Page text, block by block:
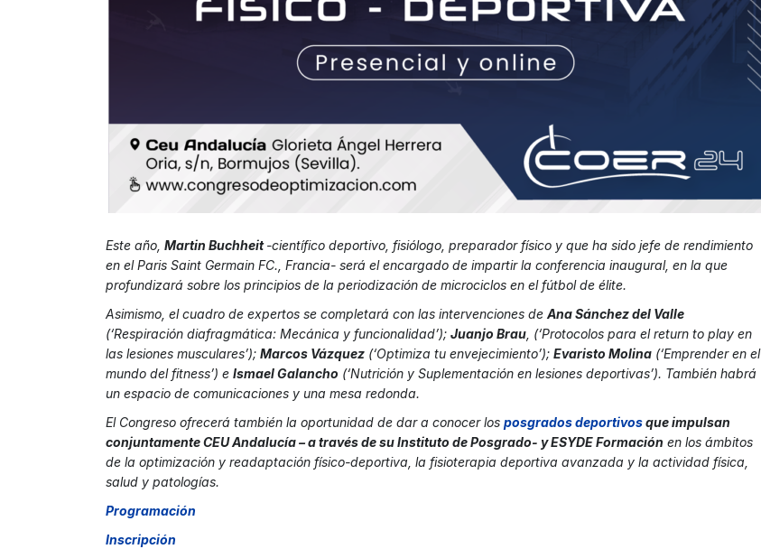
Este año, Martin Buchheit-científico deportivo, fisiólogo, preparador físico y que ha sido jefe de rendimiento
en el Paris Saint Germain FC., Francia- será el encargado de impartir la conferencia inaugural, en la que
profundizará sobre los principios de la periodización de microciclos en el fútbol de élite.
Asimismo, el cuadro de expertos se completará con las intervenciones de Ana Sánchez del Valle
(‘Respiración diafragmática: Mecánica y funcionalidad’); Juanjo Brau , (‘Protocolos para el return to play en
las lesiones musculares’); Marcos Vázquez (‘Optimiza tu envejecimiento’); Evaristo Molina (‘Emprender en el
mundo del fitness’) e Ismael Galancho (‘Nutrición y Suplementación en lesiones deportivas’). También habrá
un espacio de comunicaciones y una mesa redonda.
El Congreso ofrecerá también la oportunidad de dar a conocer los posgrados deportivosque impulsan
conjuntamente CEU Andalucía – a través de su Instituto de Posgrado- y ESYDE Formación en los ámbitos
de la optimización y readaptación físico-deportiva, la fisioterapia deportiva avanzada y la actividad física,
salud y patologías.
Programación
Inscripción